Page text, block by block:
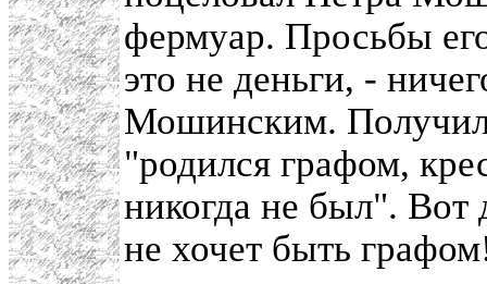
фермуар. Просьбы
это не деньги, -
Мошинским. Получил
"родился графом,
никогда не был". Вот
не хочет быть